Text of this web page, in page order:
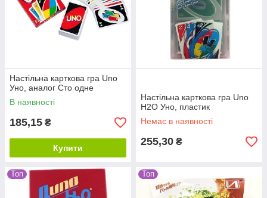
Настільна карткова гра Uno
Уно, аналог Сто одне
В наявності
185,15 ₴
Купити
Настільна карткова гра Uno
H2O Уно, пластик
Немає в наявності
255,30 ₴
Топ Топ